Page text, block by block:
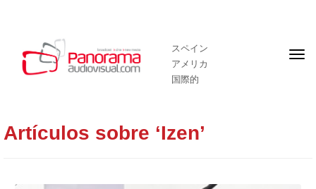
スペイン
アメリカ
国際的
フ
Artículos sobre ‘Izen’